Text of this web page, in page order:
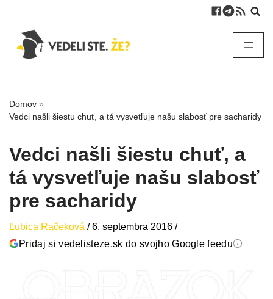
Domov »
Vedci našli šiestu chuť, a tá vysvetľuje našu slabosť pre sacharidy
Vedci našli šiestu chuť, a
tá vysvetľuje našu slabosť
pre sacharidy
Ľubica Račeková /6. septembra 2016 /
Pridaj si vedelisteze.sk do svojho Google feedu